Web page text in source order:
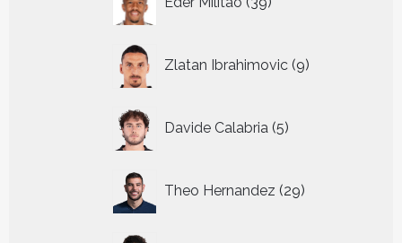
producten
Zlatan Ibrahimovic 9
producten
Davide Calabria 5
producten
Theo Hernandez 29
producten